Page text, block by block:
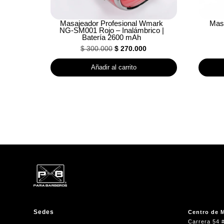
Masajeador Profesional Wmark
NG-SM001 Rojo – Inalámbrico |
Batería 2600 mAh
$300.000 El
precio
$ 270.000El
precio
Añadir al carrito
Sedes
Centro de
Carrera 54